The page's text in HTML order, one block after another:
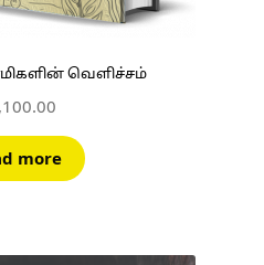
வெளிச்சம்
more